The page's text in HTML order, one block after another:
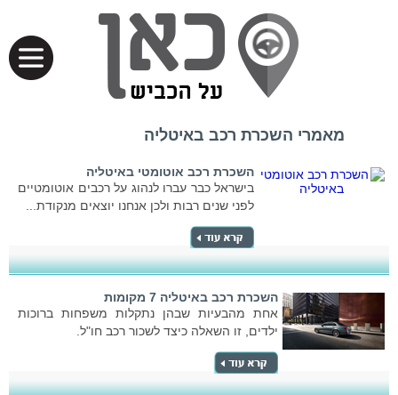
מאמרי השכרת רכב באיטליה
השכרת רכב אוטומטי באיטליה
בישראל כבר עברו לנהוג על רכבים אוטומטיים
לפני שנים רבות ולכן אנחנו יוצאים מנקודת...
השכרת רכב באיטליה 7 מקומות
אחת מהבעיות שבהן נתקלות משפחות ברוכות
ילדים, זו השאלה כיצד לשכור רכב חו"ל.